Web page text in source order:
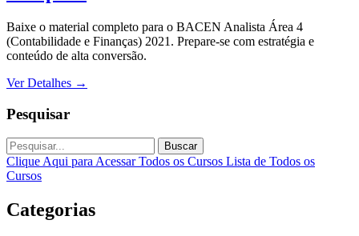
Baixe o material completo para o BACEN Analista Área 4
(Contabilidade e Finanças) 2021. Prepare-se com estratégia e
conteúdo de alta conversão.
Ver Detalhes →
Pesquisar
Buscar
Clique Aqui para Acessar Todos os Cursos Lista de Todos os
Cursos
Categorias